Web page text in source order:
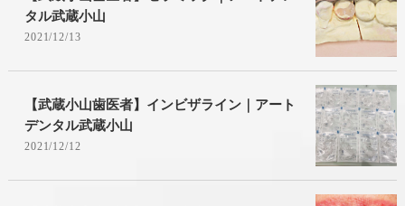
タル武蔵小山
2021/12/13
【武蔵小山歯医者】インビザライン｜アート
デンタル武蔵小山
2021/12/12